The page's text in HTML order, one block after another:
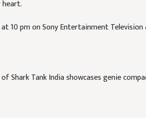
Shark Tank India showcases genie compact